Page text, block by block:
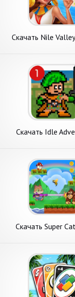
Скачать Nile
Андроид
Скачать Idle
Скачать Super
Андроид